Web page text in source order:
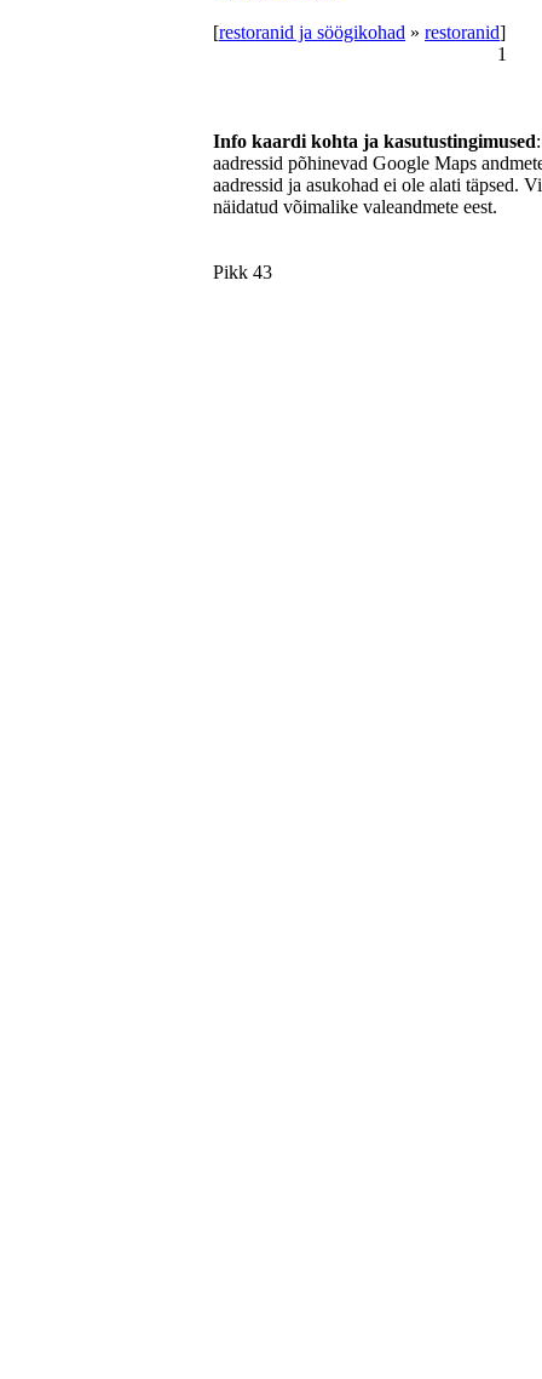
[restoranid ja söögikohad » restoranid]
1
Info kaardi kohta ja kasutustingimused
aadressid põhinevad Google Maps
aadressid ja asukohad ei ole alati täpsed.
näidatud võimalike valeandmete eest.
Pikk 43